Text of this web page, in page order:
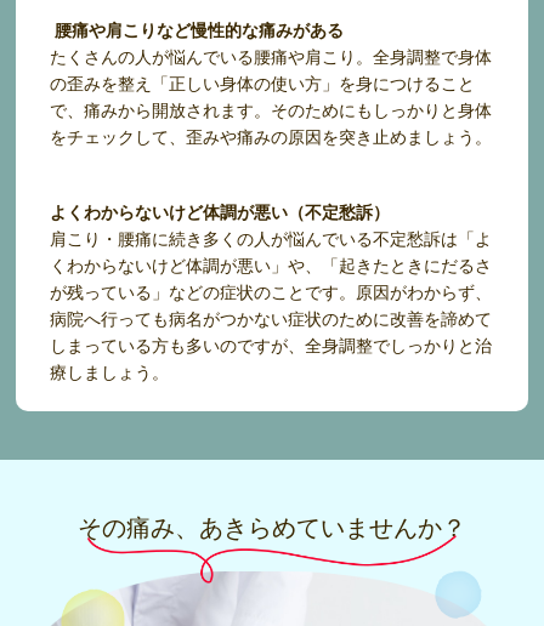
腰痛や肩こりなど慢性的な痛みがある
たくさんの人が悩んでいる腰痛や肩こり。全身調整で身体
の歪みを整え「正しい身体の使い方」を身につけること
で、痛みから開放されます。そのためにもしっかりと身体
をチェックして、歪みや痛みの原因を突き止めましょう。
よくわからないけど体調が悪い（不定愁訴）
肩こり・腰痛に続き多くの人が悩んでいる不定愁訴は「よ
くわからないけど体調が悪い」や、「起きたときにだるさ
が残っている」などの症状のことです。原因がわからず、
病院へ行っても病名がつかない症状のために改善を諦めて
しまっている方も多いのですが、全身調整でしっかりと治
療しましょう。
その痛み、あきらめていませんか？